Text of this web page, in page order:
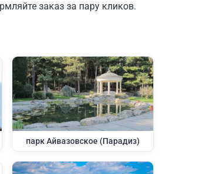
заказ за пару кликов.
парк Айвазовское (Парадиз)